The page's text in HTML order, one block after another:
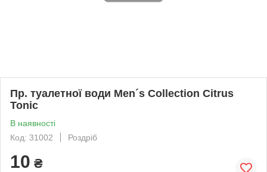
Пр. туалетної води Men´s Collection Citrus
Tonic
В наявності
Код: 31002
Роздріб
10 ₴